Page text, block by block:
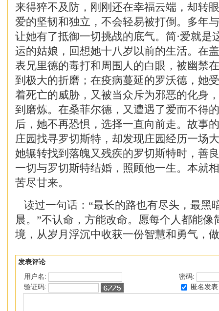
来得猝不及防，刚刚还在幸福云端，却转
爱的坚韧和独立，不会轻易被打倒。多年
让她有了抵御一切挑战的底气。简·爱就是
运的姑娘，回想她十八岁以前的生活。在
表兄里德的毒打和周围人的白眼，被幽禁
到极大的折磨；在疫病蔓延的罗沃德，她
着死亡的威胁，又被当众斥为邪恶的化身
到磨炼。在桑菲尔德，又遭遇了爱而不得
后，她不再恐惧，选择一直向前走。故事
庄园找寻罗切斯特，却发现庄园经历一场
她辗转找到落魄又残疾的罗切斯特时，善
一切与罗切斯特结婚，照顾他一生。本就
苦尽甘来。
读过一句话：“最长的路也有尽头，最黑
晨。”不认命，方能改命。愿每个人都能像
境，从岁月浮沉中收获一份智慧和勇气，
发表评论
用户名:
密码:
验证码:
匿名发表